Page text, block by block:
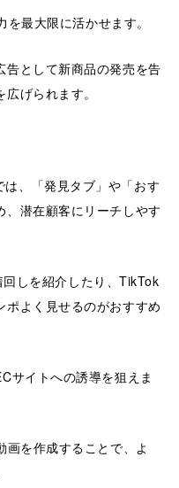
最大限に活かせます。
告として新商品の発売を告
げられます。
、「発見タブ」や「おす
、潜在顧客にリーチしやす
しを紹介したり、TikTok
ポよく見せるのがおすすめ
サイトへの誘導を狙えま
を作成することで、よ